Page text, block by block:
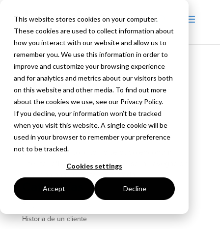
This website stores cookies on your computer.
These cookies are used to collect information about
how you interact with our website and allow us to
remember you. We use this information in order to
improve and customize your browsing experience
and for analytics and metrics about our visitors both
on this website and other media. To find out more
about the cookies we use, see our Privacy Policy.
If you decline, your information won’t be tracked
when you visit this website. A single cookie will be
used in your browser to remember your preference
not to be tracked.
Cookies settings
Accept Decline
No se han
encontrado
resultados
La página que solicitó no se pudo encontrar.
Intente refinar su búsqueda, o use la navegación
de arriba para localizar la entrada.
Categorías
Historia de un cliente